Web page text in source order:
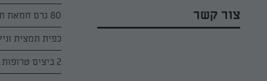
צור קשר
80 גרם חמאת תנובה מומסת
כפית תמצית
2 ביצים טרופות